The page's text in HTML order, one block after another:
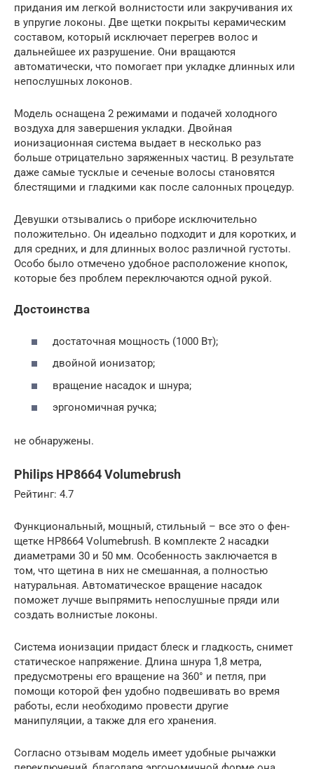
придания им легкой волнистости или закручивания их
в упругие локоны. Две щетки покрыты керамическим
составом, который исключает перегрев волос и
дальнейшее их разрушение. Они вращаются
автоматически, что помогает при укладке длинных или
непослушных локонов.
Модель оснащена 2 режимами и подачей холодного
воздуха для завершения укладки. Двойная
ионизационная система выдает в несколько раз
больше отрицательно заряженных частиц. В результате
даже самые тусклые и сеченые волосы становятся
блестящими и гладкими как после салонных процедур.
Девушки отзывались о приборе исключительно
положительно. Он идеально подходит и для коротких, и
для средних, и для длинных волос различной густоты.
Особо было отмечено удобное расположение кнопок,
которые без проблем переключаются одной рукой.
Достоинства
достаточная мощность (1000 Вт);
двойной ионизатор;
вращение насадок и шнура;
эргономичная ручка;
не обнаружены.
Philips HP8664 Volumebrush
Рейтинг: 4.7
Функциональный, мощный, стильный – все это о фен-
щетке HP8664 Volumebrush. В комплекте 2 насадки
диаметрами 30 и 50 мм. Особенность заключается в
том, что щетина в них не смешанная, а полностью
натуральная. Автоматическое вращение насадок
поможет лучше выпрямить непослушные пряди или
создать волнистые локоны.
Система ионизации придаст блеск и гладкость, снимет
статическое напряжение. Длина шнура 1,8 метра,
предусмотрены его вращение на 360° и петля, при
помощи которой фен удобно подвешивать во время
работы, если необходимо провести другие
манипуляции, а также для его хранения.
Согласно отзывам модель имеет удобные рычажки